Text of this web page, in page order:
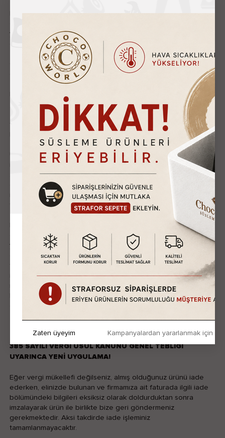
İade edilecek ürün, teslim alınan orijinal paketi / kutusu ile
yapıştırılmış ve kargo koli bandı ile bantlanmış ürünler kabul
edilemez.) Ürün teslim aldığınız haliyle iade edilmelidir.
Gönderilen faturanın arka kısmında yer alan ‘Ürün İade Formu’
eksiksiz doldurulmalıdır.
İade edilecek ürünün kullanılmamış olması gerekmektedir.
Tekrar satılabilirlik özelliğini kaybetmiş, başka bir müşteri
tarafından satın alınamayacak durumda olan ürünlerin iadesi
kabul edilmemektedir.
Ürünün faturası kurumsal firma adına düzenlenmiş ise iade
işlemi için kurumun düzenlemiş olduğu, ‘Ürün Birim Fiyatı+KDV’
şeklinde kesilmiş ‘İade Faturası’ ile birlikte göndermeniz
gerekiyor. Faturası kurumlar adına düzenlenen sipariş
iadelerini ‘İade Faturası’ kesilmediği takdirde
tamamlanamayacaktır.
NOT: İade işleminizi gerçekleştirmeden önce, siparişinizle ilgili
gerekli inceleme domainadresiniz.com İade Uzmanı tarafından
yapılmaktadır. İade etmek istediğiniz ürünün incelenmesinin
gerekli görüldüğü durumlarda, markanın yetkili servisine ya da
tedarikçi firmaya kontrol için gönderilir. Ürün iade işlemleriyle
ilgili olarak sadece domainadresiniz.com ile iletişime geçmenizi
rica ediyoruz. Tüm iade talepleri domainadresiniz.com Müşteri
Hizmetleri’ne bildirilmeli ve domainadresiniz.com ‘a
gönderilmek üzere tarafınızdan kargo ile yollanmalıdır.
385 SAYILI VERGİ USÜL KANUNU GENEL TEBLİĞİ
UYARINCA YENİ UYGULAMA!
Eğer vergi mükellefi değilseniz, almış olduğunuz ürünü iade
ederken, elinizde bulunan ve firmamıza ait faturada ilgili iade
bölümündeki bilgileri eksiksiz olarak doldurduktan sonra
imzalayarak ürün ile birlikte bize geri göndermeniz
gerekmektedir. Aksi takdirde iade işleminiz
tamamlanmayacaktır.
Kampanyalardan yararlanmak için
Zaten üyeyim